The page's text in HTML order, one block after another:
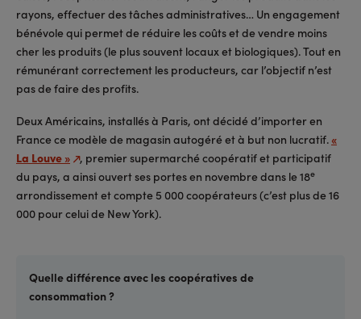
rayons, effectuer des tâches administratives… Un engagement
bénévole qui permet de réduire les coûts et de vendre moins
cher les produits (le plus souvent locaux et biologiques). Tout en
rémunérant correctement les producteurs, car l’objectif n’est
pas de faire des profits.
Deux Américains, installés à Paris, ont décidé d’importer en
France ce modèle de magasin autogéré et à but non lucratif. «
La Louve » , premier supermarché coopératif et participatif
du pays, a ainsi ouvert ses portes en novembre dans le 18e
arrondissement et compte 5 000 coopérateurs (c’est plus de 16
000 pour celui de New York).
Quelle différence avec les coopératives de
consommation ?